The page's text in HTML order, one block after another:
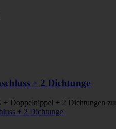
+ 2 Dichtunge
Doppelnippel + 2 Dichtungen